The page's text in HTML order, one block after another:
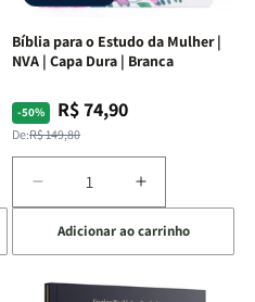
Bíblia para o Estudo da Mulher |
NVA | Capa Dura | Branca
-50%
Preço
normal
De:R$ 149,80
Preço
promocional
R$ 74,90
Diminuir
a
quantidade
de
Bíblia
Aumentar
a
quantidade
de
Bíblia
Adicionar ao carrinho